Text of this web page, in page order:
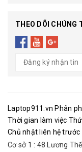
THEO DÕI CHÚNG
Laptop911.vn Phân
Thời gian làm việc
Chủ nhật liên hệ trước
Cơ sở 1 : 48 Lương